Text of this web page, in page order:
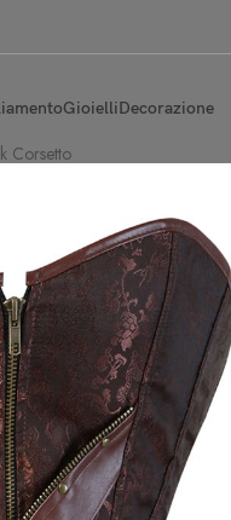
GioielliDecorazione
Corsetto